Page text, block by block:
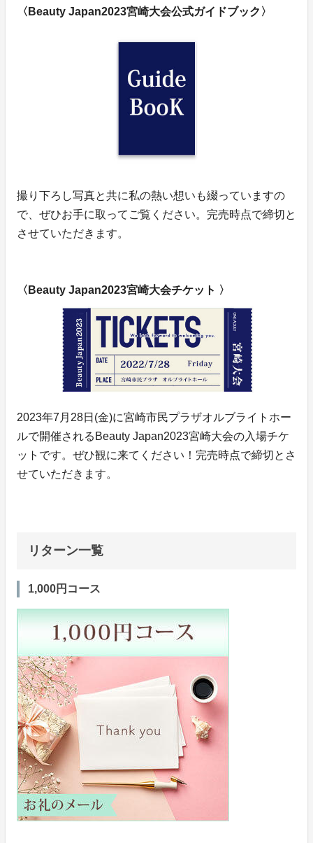
〈Beauty Japan2023宮崎大会公式ガイドブック〉
撮り下ろし写真と共に私の熱い想いも綴っていますの
で、ぜひお手に取ってご覧ください。完売時点で締切と
させていただきます。
〈Beauty Japan2023宮崎大会チケット 〉
2023年7月28日(金)に宮崎市民プラザオルブライトホー
ルで開催されるBeauty Japan2023宮崎大会の入場チケ
ットです。ぜひ観に来てください！完売時点で締切とさ
せていただきます。
リターン一覧
1,000円コース